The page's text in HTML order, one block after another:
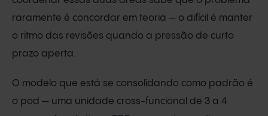
raramente é concordar em teoria — o difícil é manter
o ritmo das revisões quando a pressão de curto
prazo aperta.
O modelo que está se consolidando como padrão é
o pod — uma unidade cross-funcional de 3 a 4